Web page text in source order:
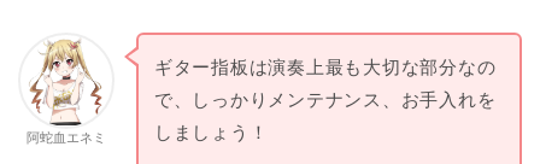
阿蛇血エネミ
ギター指板は演奏上最も大切な部分なの
で、しっかりメンテナンス、お手入れを
しましょう！